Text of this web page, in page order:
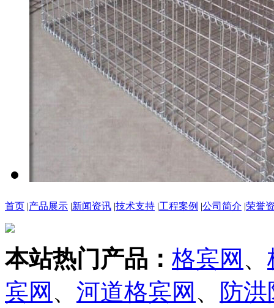
首页 |产品展示 |新闻资讯 |技术支持 |工程案例 |公司简介 |荣誉
本站热门产品： 格宾网 、
宾网 、 河道格宾网 、
防